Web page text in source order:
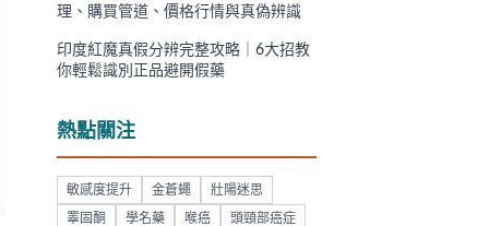
理、購買管道、價格行情與真偽辨識
印度紅魔真假分辨完整攻略｜6大招教
你輕鬆識別正品避開假藥
熱點關注
敏感度提升 金蒼蠅 壯陽迷思
睪固酮 學名藥 喉癌 頭頸部癌症